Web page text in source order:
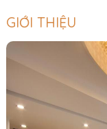
GIỚI THIỆU